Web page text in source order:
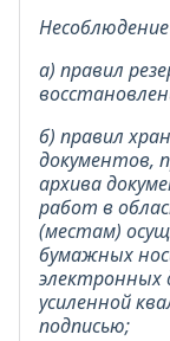
а) правил
б) правил
документов,
архива
работ в
(местам)
бумажных
электронных
усиленной
подписью;